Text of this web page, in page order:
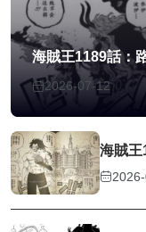
海賊王1189話：
2026-07-12
海賊王